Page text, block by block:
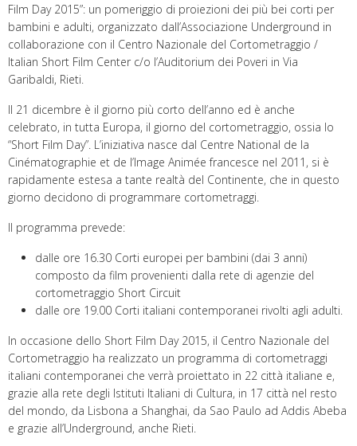
Film Day 2015”: un pomeriggio di proiezioni dei più bei corti per
bambini e adulti, organizzato dall’Associazione Underground in
collaborazione con il Centro Nazionale del Cortometraggio /
Italian Short Film Center c/o l’Auditorium dei Poveri in Via
Garibaldi, Rieti.
Il 21 dicembre è il giorno più corto dell’anno ed è anche
celebrato, in tutta Europa, il giorno del cortometraggio, ossia lo
“Short Film Day”. L’iniziativa nasce dal Centre National de la
Cinématographie et de l’Image Animée francesce nel 2011, si è
rapidamente estesa a tante realtà del Continente, che in questo
giorno decidono di programmare cortometraggi.
Il programma prevede:
dalle ore 16.30 Corti europei per bambini (dai 3 anni)
composto da film provenienti dalla rete di agenzie del
cortometraggio Short Circuit
dalle ore 19.00 Corti italiani contemporanei rivolti agli adulti.
In occasione dello Short Film Day 2015, il Centro Nazionale del
Cortometraggio ha realizzato un programma di cortometraggi
italiani contemporanei che verrà proiettato in 22 città italiane e,
grazie alla rete degli Istituti Italiani di Cultura, in 17 città nel resto
del mondo, da Lisbona a Shanghai, da Sao Paulo ad Addis Abeba
e grazie all’Underground, anche Rieti.